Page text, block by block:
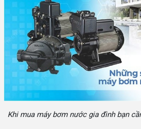
Khi mua máy bơm nước gia đình bạn